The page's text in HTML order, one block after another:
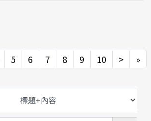
5 6 7 8 9 10 >Next
»